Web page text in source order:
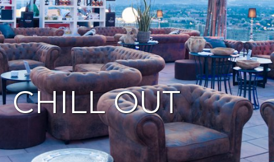
CHILL OUT